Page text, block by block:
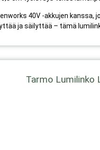
40V -akkujen
ja säilyttää – tämä
Tarmo Lumilinko